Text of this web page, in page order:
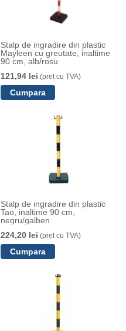
Stalp de ingradire din plastic
Mayleen cu greutate, inaltime
90 cm, alb/rosu
121,94 lei (pret cu TVA)
Stalp de ingradire din plastic
Tao, inaltime 90 cm,
negru/galben
224,20 lei (pret cu TVA)